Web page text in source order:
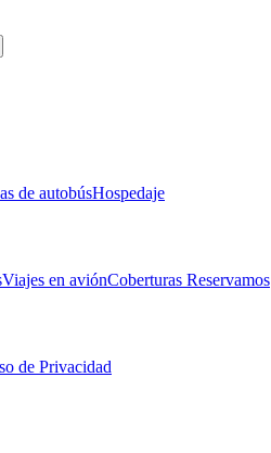
de autobúsHospedaje
Viajes en aviónCoberturas Reservamos
de Privacidad